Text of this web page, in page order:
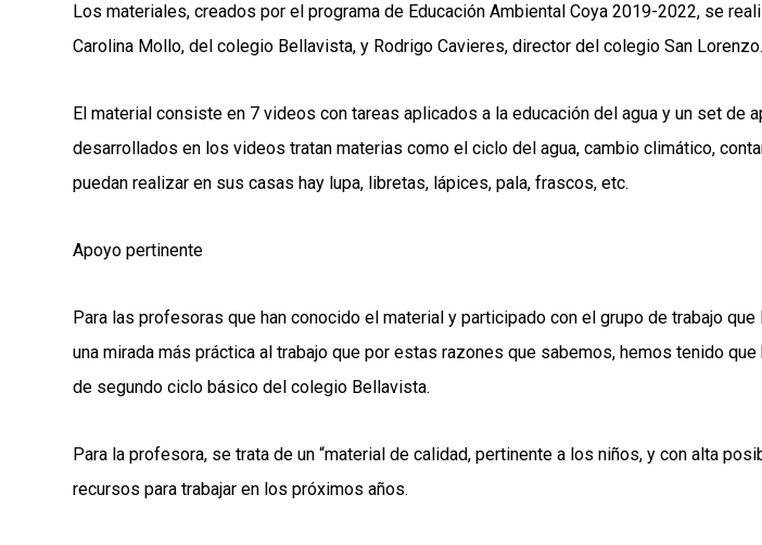
Los materiales, creados por el programa de Educación Ambiental Coya 2019-2022, se
Carolina Mollo, del colegio Bellavista, y Rodrigo Cavieres, director del colegio San Lorenzo.
El material consiste en 7 videos con tareas aplicados a la educación del agua y un set
desarrollados en los videos tratan materias como el ciclo del agua, cambio climático,
puedan realizar en sus casas hay lupa, libretas, lápices, pala, frascos, etc.
Apoyo pertinente
Para las profesoras que han conocido el material y participado con el grupo de trabajo
una mirada más práctica al trabajo que por estas razones que sabemos, hemos tenido
de segundo ciclo básico del colegio Bellavista.
Para la profesora, se trata de un “material de calidad, pertinente a los niños, y con alta
recursos para trabajar en los próximos años.